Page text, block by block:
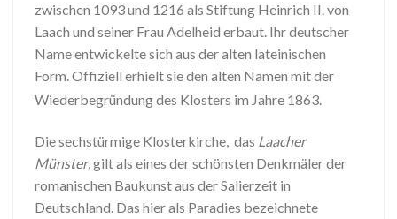
zwischen 1093 und 1216 als Stiftung Heinrich II. von
Laach und seiner Frau Adelheid erbaut. Ihr deutscher
Name entwickelte sich aus der alten lateinischen
Form. Offiziell erhielt sie den alten Namen mit der
Wiederbegründung des Klosters im Jahre 1863.
Die sechstürmige Klosterkirche, das Laacher
Münster, gilt als eines der schönsten Denkmäler der
romanischen Baukunst aus der Salierzeit in
Deutschland. Das hier als Paradies bezeichnete